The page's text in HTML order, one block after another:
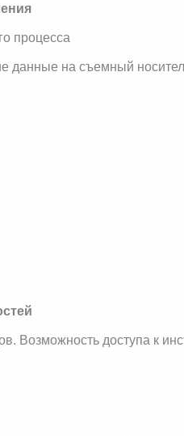
процесса
данные на съемный
Возможность доступа к